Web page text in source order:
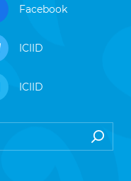
Facebook
ICIID
ICIID